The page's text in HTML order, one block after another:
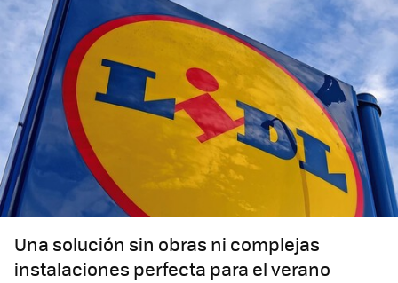
Una solución sin obras ni complejas
instalaciones perfecta para el verano